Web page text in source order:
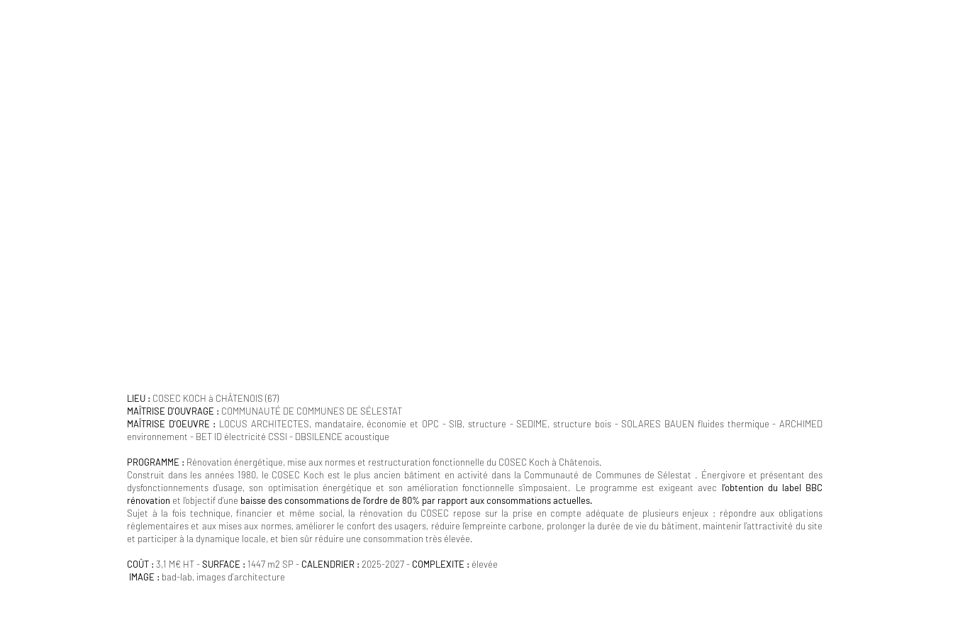
LIEU : COSEC KOCH à CHÂTENOIS (67)
MAÎTRISE D'OUVRAGE : COMMUNAUTÉ DE COMMUNES DE SÉLESTAT
MAÎTRISE D'OEUVRE : LOCUS ARCHITECTES, mandataire, économie et OPC - SIB, structure - SEDIME, structure bois - SOLARES BAUEN fluides thermique - ARCHIMED
environnement - BET ID électricité CSSI - DBSILENCE acoustique
PROGRAMME : Rénovation énergétique, mise aux normes et restructuration fonctionnelle du COSEC Koch à Châtenois.
Construit dans les années 1980, le COSEC Koch est le plus ancien bâtiment en activité dans la Communauté de Communes de Sélestat . Énergivore et présentant des
dysfonctionnements d’usage, son optimisation énergétique et son amélioration fonctionnelle s’imposaient. Le programme est exigeant avec l’obtention du label BBC
rénovation et l’objectif d’une baisse des consommations de l’ordre de 80% par rapport aux consommations actuelles.
Sujet à la fois technique, financier et même social, la rénovation du COSEC repose sur la prise en compte adéquate de plusieurs enjeux : répondre aux obligations
réglementaires et aux mises aux normes, améliorer le confort des usagers, réduire l’empreinte carbone, prolonger la durée de vie du bâtiment, maintenir l’attractivité du site
et participer à la dynamique locale, et bien sûr réduire une consommation très élevée.
COÛT : 3,1 M€ HT -SURFACE : 1447 m2 SP - ​CALENDRIER : 2025-2027 - COMPLEXITE : élevée
IMAGE : bad-lab, images d'architecture